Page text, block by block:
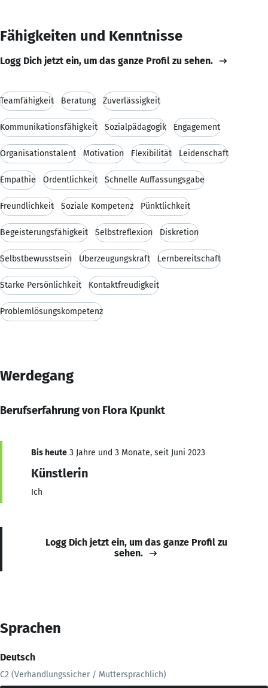
Fähigkeiten und Kenntnisse
Logg Dich jetzt ein, um das ganze Profil zu sehen.
Teamfähigkeit Beratung Zuverlässigkeit
Kommunikationsfähigkeit Sozialpädagogik Engagement
Organisationstalent Motivation Flexibilität Leidenschaft
Empathie Ordentlichkeit Schnelle Auffassungsgabe
Freundlichkeit Soziale Kompetenz Pünktlichkeit
Begeisterungsfähigkeit Selbstreflexion Diskretion
Selbstbewusstsein Überzeugungskraft Lernbereitschaft
Starke Persönlichkeit Kontaktfreudigkeit
Problemlösungskompetenz
Werdegang
Berufserfahrung von Flora Kpunkt
Bis heute 3 Jahre und 3 Monate, seit Juni 2023
Künstlerin
Ich
Logg Dich jetzt ein, um das ganze Profil zu
sehen.
Sprachen
Deutsch
C2 (Verhandlungssicher / Muttersprachlich)